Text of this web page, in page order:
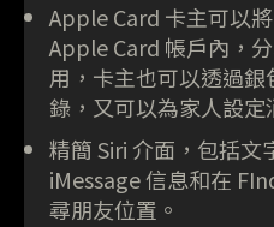
Apple Card 卡主可以
Apple Card 帳戶內，
用，卡主也可以透過
錄，又可以為家人設定
精簡 Siri 介面，包括文
iMessage 信息和在
尋朋友位置。